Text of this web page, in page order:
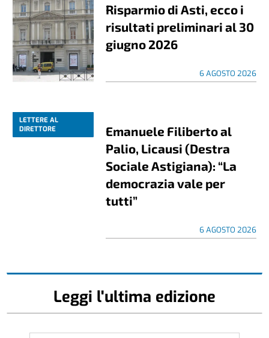
Risparmio di Asti, ecco i
risultati preliminari al 30
giugno 2026
6 AGOSTO 2026
LETTERE AL
DIRETTORE
Emanuele Filiberto al
Palio, Licausi (Destra
Sociale Astigiana): “La
democrazia vale per
tutti”
6 AGOSTO 2026
Leggi l'ultima edizione